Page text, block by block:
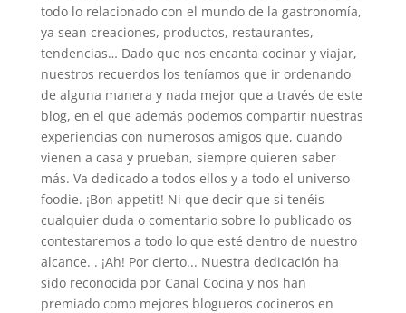
todo lo relacionado con el mundo de la gastronomía,
ya sean creaciones, productos, restaurantes,
tendencias… Dado que nos encanta cocinar y viajar,
nuestros recuerdos los teníamos que ir ordenando
de alguna manera y nada mejor que a través de este
blog, en el que además podemos compartir nuestras
experiencias con numerosos amigos que, cuando
vienen a casa y prueban, siempre quieren saber
más. Va dedicado a todos ellos y a todo el universo
foodie. ¡Bon appetit! Ni que decir que si tenéis
cualquier duda o comentario sobre lo publicado os
contestaremos a todo lo que esté dentro de nuestro
alcance. . ¡Ah! Por cierto... Nuestra dedicación ha
sido reconocida por Canal Cocina y nos han
premiado como mejores blogueros cocineros en